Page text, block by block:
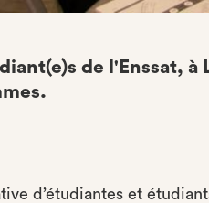
de l'Enssat,
d’étudiantes et